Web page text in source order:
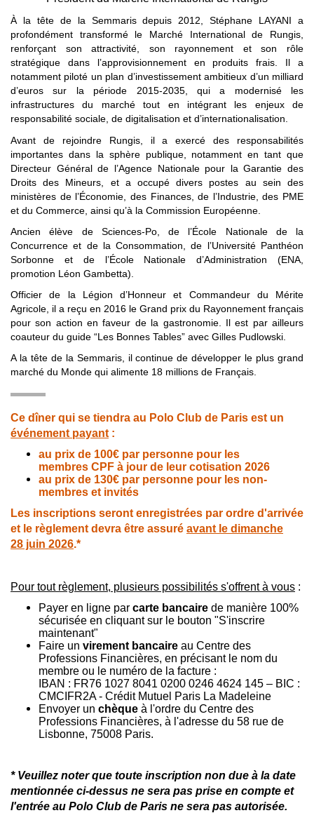
À la tête de la Semmaris depuis 2012, Stéphane LAYANI a
profondément transformé le Marché International de Rungis,
renforçant son attractivité, son rayonnement et son rôle
stratégique dans l’approvisionnement en produits frais. Il a
notamment piloté un plan d’investissement ambitieux d’un milliard
d’euros sur la période 2015-2035, qui a modernisé les
infrastructures du marché tout en intégrant les enjeux de
responsabilité sociale, de digitalisation et d’internationalisation.
Avant de rejoindre Rungis, il a exercé des responsabilités
importantes dans la sphère publique, notamment en tant que
Directeur Général de l’Agence Nationale pour la Garantie des
Droits des Mineurs, et a occupé divers postes au sein des
ministères de l’Économie, des Finances, de l’Industrie, des PME
et du Commerce, ainsi qu’à la Commission Européenne.
Ancien élève de Sciences-Po, de l’École Nationale de la
Concurrence et de la Consommation, de l’Université Panthéon
Sorbonne et de l’École Nationale d’Administration (ENA,
promotion Léon Gambetta).
Officier de la Légion d’Honneur et Commandeur du Mérite
Agricole, il a reçu en 2016 le Grand prix du Rayonnement français
pour son action en faveur de la gastronomie. Il est par ailleurs
coauteur du guide “Les Bonnes Tables” avec Gilles Pudlowski.
A la tête de la Semmaris, il continue de développer le plus grand
marché du Monde qui alimente 18 millions de Français.
Ce dîner qui se tiendra au Polo Club de Paris est un
événement payant :
au prix de 100€ par personne pour les
membres CPF à jour de leur cotisation 2026
au prix de 130€ par personne pour les non-
membres et invités
Les inscriptions seront enregistrées par ordre d'arrivée
et le règlement devra être assuré avant le dimanche
28 juin 2026.*
Pour tout règlement, plusieurs possibilités s'offrent à vous :
Payer en ligne par carte bancaire de manière 100%
sécurisée en cliquant sur le bouton "S'inscrire
maintenant"
Faire un virement bancaire au Centre des
Professions Financières, en précisant le nom du
membre ou le numéro de la facture :
IBAN : FR76 1027 8041 0200 0246 4624 145 – BIC :
CMCIFR2A - Crédit Mutuel Paris La Madeleine
Envoyer un chèque à l'ordre du Centre des
Professions Financières, à l'adresse du 58 rue de
Lisbonne, 75008 Paris.
* Veuillez noter que toute inscription non due à la date
mentionnée ci-dessus ne sera pas prise en compte et
l'entrée au Polo Club de Paris ne sera pas autorisée.